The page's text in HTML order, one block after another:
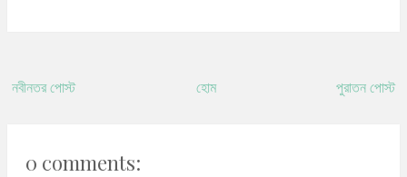
নবীনতর পোস্ট পুরাতন পোস্ট
হোম
0 comments: